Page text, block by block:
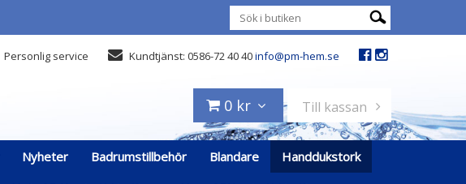
Personlig service Kundtjänst: 0586-72 40 40info@pm-hem.se
0 kr Till kassan
Nyheter Badrumstillbehör Blandare
Handdukstork